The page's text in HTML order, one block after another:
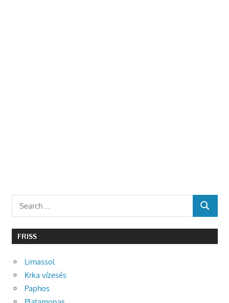
SEARCH
FRISS
Limassol
Krka vízesés
Paphos